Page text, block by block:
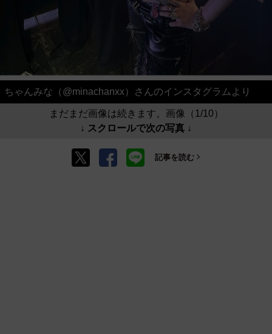
ちゃんみな（@minachanxx）さんのインスタグラムより
まだまだ画像は続きます。画像（1/10）
↓ スクロールで次の写真 ↓
記事を読む